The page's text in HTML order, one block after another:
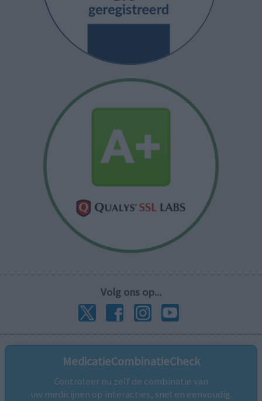
Volg ons op...
MedicatieCombinatieCheck
Controleer nu zelf de combinatie van
uw medicijnen op interacties, snel en eenvoudig.